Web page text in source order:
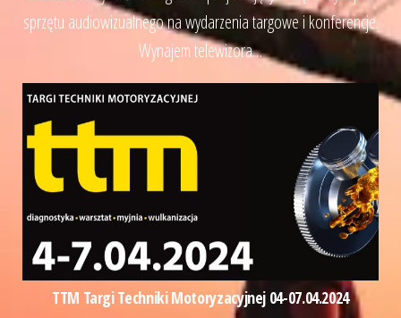
sprzętu audiowizualnego na wydarzenia targowe i konferencje.
Wynajem telewizora…
TTM Targi Techniki Motoryzacyjnej 04-07.04.2024